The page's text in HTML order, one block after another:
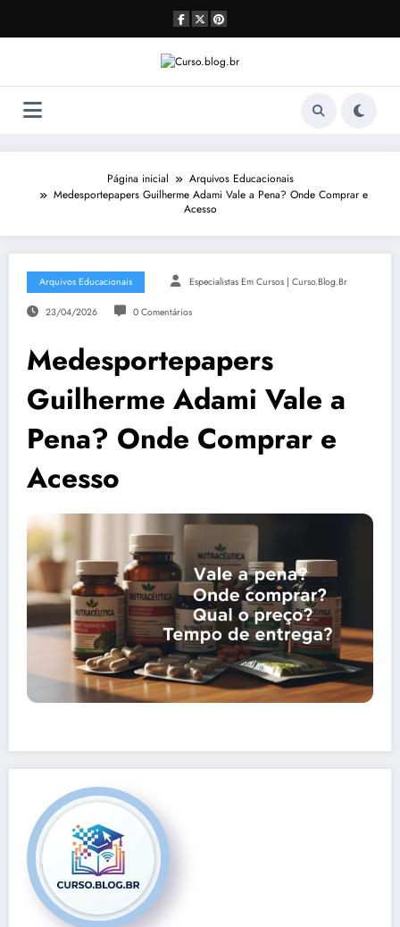
o
Página inicial
Arquivos Educacionais
Medesportepapers Guilherme Adami Vale a Pena? Onde Comprar e
Acesso
Arquivos Educacionais Especialistas Em Cursos | Curso.blog.br
23/04/2026 0 Comentários
Medesportepapers
Guilherme Adami Vale a
Pena? Onde Comprar e
Acesso